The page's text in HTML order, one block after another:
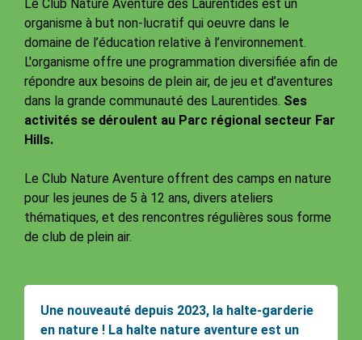
Le Club Nature Aventure des Laurentides est un
organisme à but non-lucratif qui oeuvre dans le
domaine de l’éducation relative à l’environnement.
L'organisme offre une programmation diversifiée afin de
répondre aux besoins de plein air, de jeu et d’aventures
dans la grande communauté des Laurentides. Ses
activités se déroulent au Parc régional secteur Far
Hills.
Le Club Nature Aventure offrent des camps en nature
pour les jeunes de 5 à 12 ans, divers ateliers
thématiques, et des rencontres régulières sous forme
de club de plein air.
Une nouveauté depuis 2023, la halte-garderie
en nature ! La halte nature aventure est un